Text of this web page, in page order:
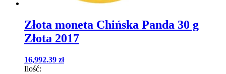
Złota moneta Chińska Panda 30 g
Złota 2017
16,992.39 zł
Ilość: